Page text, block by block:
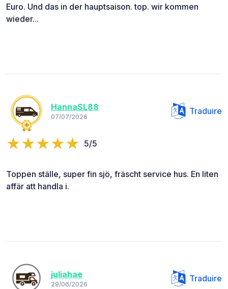
Euro. Und das in der hauptsaison. top. wir kommen
wieder...
HannaSL88
07/07/2026
Traduire
5/5
Toppen ställe, super fin sjö, fräscht service hus. En liten
affär att handla i.
juliahae
29/06/2026
Traduire